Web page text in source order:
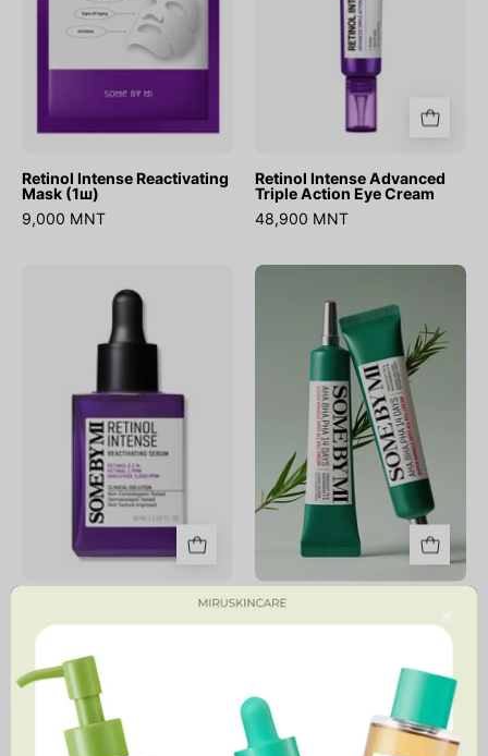
Close
Retinol Intense Reactivating
Mask (1ш)
9,000 MNT
Cream
Retinol Intense Advanced
Triple Action Eye Cream
48,900 MNT
Intense
Reactivating
Serum
Retinol Intense Reactivating
Serum
BHA
PHA
14
Days
Super
Miracle
Spot
Cream
AHA BHA PHA 14 Days
Super Miracle Spot All Kill
Retinal
Yuja
Niacin